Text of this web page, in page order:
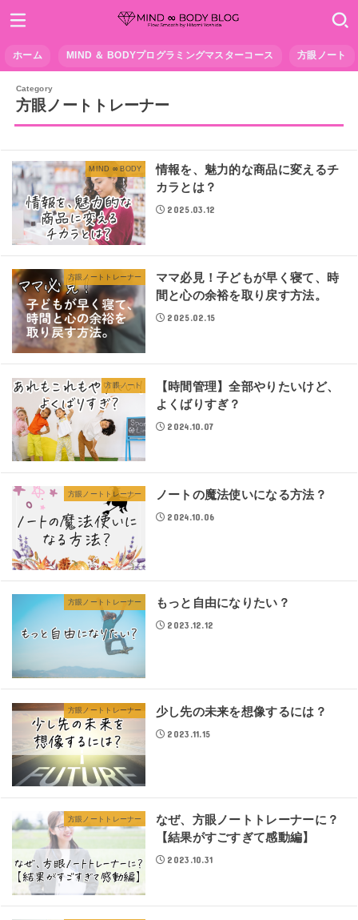
ホーム MIND ＆ BODYプログラミングマスターコース 方眼ノート
方眼ノートトレーナー
MIND ∞ BODY
情報を、魅力的な商品に変えるチ
カラとは？
2025.03.12
方眼ノートトレーナー
ママ必見！子どもが早く寝て、時
間と心の余裕を取り戻す方法。
2025.02.15
方眼ノート
【時間管理】全部やりたいけど、
よくばりすぎ？
2024.10.07
方眼ノートトレーナー ノートの魔法使いになる方法？
2024.10.06
方眼ノートトレーナー もっと自由になりたい？
2023.12.12
方眼ノートトレーナー 少し先の未来を想像するには？
2023.11.15
方眼ノートトレーナー
なぜ、方眼ノートトレーナーに？
【結果がすごすぎて感動編】
2023.10.31